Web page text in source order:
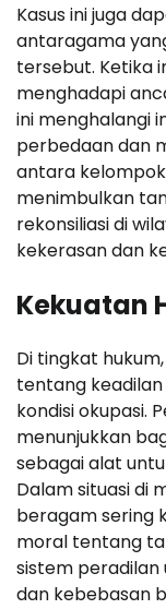
Kasus ini juga
antaragama
tersebut. Ketika
menghadapi
ini menghalangi
perbedaan dan
antara
menimbulkan
rekonsiliasi di
kekerasan dan
Kekuatan
Di tingkat
tentang
kondisi okupasi.
menunjukkan
sebagai alat
Dalam situasi di
beragam sering
moral tentang
sistem peradilan
dan kebebasan